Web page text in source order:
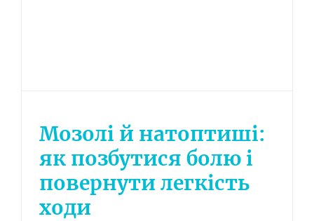
Мозолі й натоптиші:
як позбутися болю і
повернути легкість
ходи